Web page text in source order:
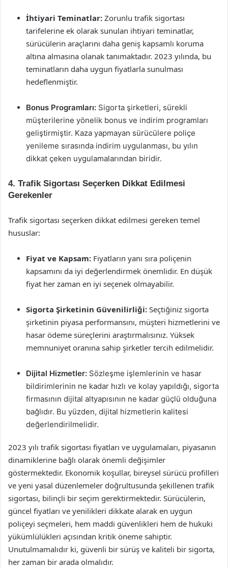
İhtiyari Teminatlar: Zorunlu trafik sigortası
tarifelerine ek olarak sunulan ihtiyari teminatlar,
sürücülerin araçlarını daha geniş kapsamlı koruma
altına almasına olanak tanımaktadır. 2023 yılında, bu
teminatların daha uygun fiyatlarla sunulması
hedeflenmiştir.
Bonus Programları: Sigorta şirketleri, sürekli
müşterilerine yönelik bonus ve indirim programları
geliştirmiştir. Kaza yapmayan sürücülere poliçe
yenileme sırasında indirim uygulanması, bu yılın
dikkat çeken uygulamalarından biridir.
4. Trafik Sigortası Seçerken Dikkat Edilmesi
Gerekenler
Trafik sigortası seçerken dikkat edilmesi gereken temel
hususlar:
Fiyat ve Kapsam: Fiyatların yanı sıra poliçenin
kapsamını da iyi değerlendirmek önemlidir. En düşük
fiyat her zaman en iyi seçenek olmayabilir.
Sigorta Şirketinin Güvenilirliği: Seçtiğiniz sigorta
şirketinin piyasa performansını, müşteri hizmetlerini ve
hasar ödeme süreçlerini araştırmalısınız. Yüksek
memnuniyet oranına sahip şirketler tercih edilmelidir.
Dijital Hizmetler: Sözleşme işlemlerinin ve hasar
bildirimlerinin ne kadar hızlı ve kolay yapıldığı, sigorta
firmasının dijital altyapısının ne kadar güçlü olduğuna
bağlıdır. Bu yüzden, dijital hizmetlerin kalitesi
değerlendirilmelidir.
2023 yılı trafik sigortası fiyatları ve uygulamaları, piyasanın
dinamiklerine bağlı olarak önemli değişimler
göstermektedir. Ekonomik koşullar, bireysel sürücü profilleri
ve yeni yasal düzenlemeler doğrultusunda şekillenen trafik
sigortası, bilinçli bir seçim gerektirmektedir. Sürücülerin,
güncel fiyatları ve yenilikleri dikkate alarak en uygun
poliçeyi seçmeleri, hem maddi güvenlikleri hem de hukuki
yükümlülükleri açısından kritik öneme sahiptir.
Unutulmamalıdır ki, güvenli bir sürüş ve kaliteli bir sigorta,
her zaman bir arada olmalıdır.